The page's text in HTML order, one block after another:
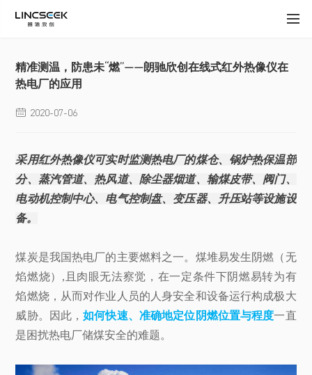
精准测温，防患未“燃”——朗驰欣创在线式红外热像仪在
热电厂的应用
 2020-07-06
采用红外热像仪可实时监测热电厂的煤仓、锅炉热保温部
分、蒸汽管道、热风道、除尘器烟道、输煤皮带、阀门、
电动机控制中心、电气控制盘、变压器、升压站等设施设
备。
煤炭是我国热电厂的主要燃料之一。煤堆易发生阴燃（无
焰燃烧）,且肉眼无法察觉，在一定条件下阴燃易转为有
焰燃烧，从而对作业人员的人身安全和设备运行构成极大
威胁。因此，如何快速、准确地定位阴燃位置与程度一直
是困扰热电厂储煤安全的难题。